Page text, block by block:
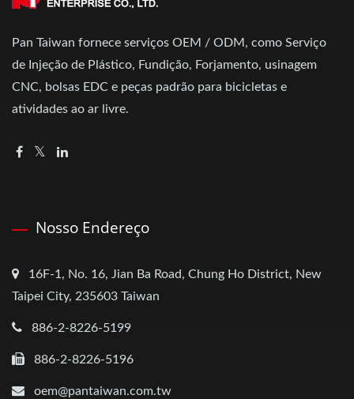
Pan Taiwan fornece serviços OEM / ODM, como Serviço
de Injeção de Plástico, Fundição, Forjamento, usinagem
CNC, bolsas EDC e peças padrão para bicicletas e
atividades ao ar livre.
Nosso Endereço
16F-1, No. 16, Jian Ba Road, Chung Ho District, New
Taipei City, 235603 Taiwan
886-2-8226-5199
886-2-8226-5196
oem@pantaiwan.com.tw